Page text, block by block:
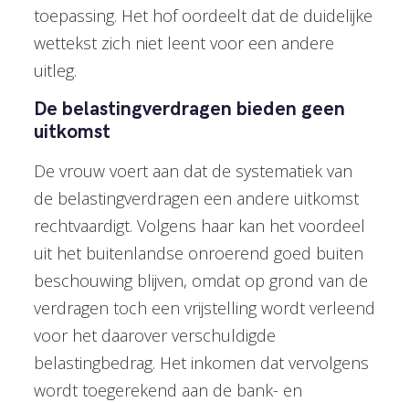
toepassing. Het hof oordeelt dat de duidelijke
wettekst zich niet leent voor een andere
uitleg.
De belastingverdragen bieden geen
uitkomst
De vrouw voert aan dat de systematiek van
de belastingverdragen een andere uitkomst
rechtvaardigt. Volgens haar kan het voordeel
uit het buitenlandse onroerend goed buiten
beschouwing blijven, omdat op grond van de
verdragen toch een vrijstelling wordt verleend
voor het daarover verschuldigde
belastingbedrag. Het inkomen dat vervolgens
wordt toegerekend aan de bank- en